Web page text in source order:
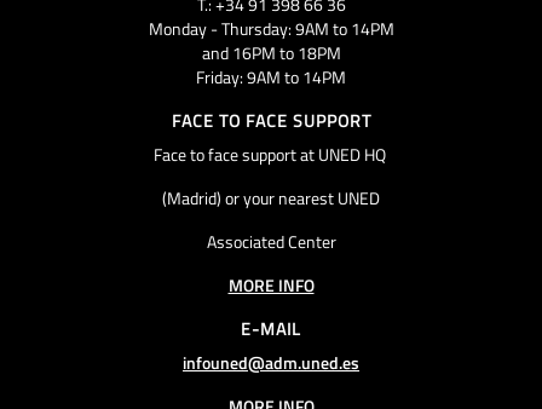
Monday - Thursday: 9AM to 14PM
and 16PM to 18PM
Friday: 9AM to 14PM
FACE TO FACE SUPPORT
Face to face support at UNED HQ
(Madrid) or your nearest UNED
Associated Center
MORE INFO
E-MAIL
infouned@adm.uned.es